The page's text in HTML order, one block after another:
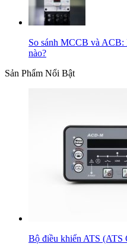
So sánh MCCB và ACB:
nào?
Sản Phẩm Nổi Bật
Bộ điều khiển ATS